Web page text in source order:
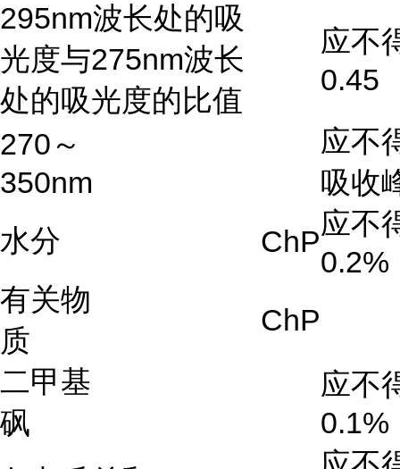
295nm波长处的吸
光度与275nm波长
处的吸光度的比值
应不
0.45
270～
350nm
应不
吸收
水分
ChP
应不
0.2%
有关物
质
ChP
二甲基
砜
应不
0.1%